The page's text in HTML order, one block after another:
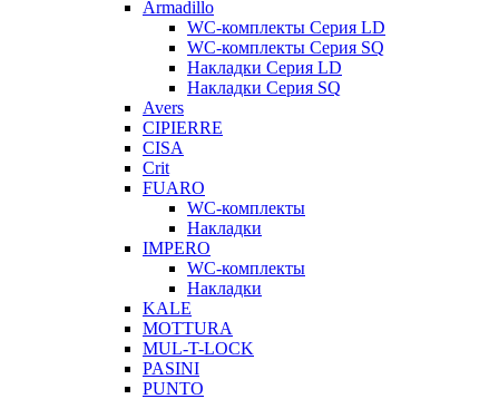
Armadillo
WC-комплекты Серия LD
WC-комплекты Серия SQ
Накладки Серия LD
Накладки Серия SQ
Avers
CIPIERRE
CISA
Crit
FUARO
WC-комплекты
Накладки
IMPERO
WC-комплекты
Накладки
KALE
MOTTURA
MUL-T-LOCK
PASINI
PUNTO